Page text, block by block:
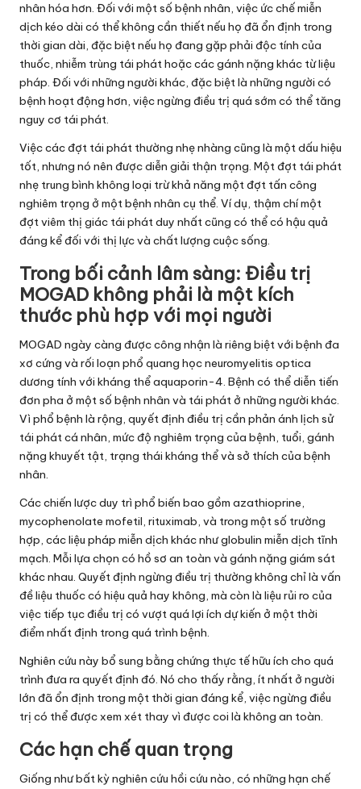
nhân hóa hơn. Đối với một số bệnh nhân, việc ức chế miễn
dịch kéo dài có thể không cần thiết nếu họ đã ổn định trong
thời gian dài, đặc biệt nếu họ đang gặp phải độc tính của
thuốc, nhiễm trùng tái phát hoặc các gánh nặng khác từ liệu
pháp. Đối với những người khác, đặc biệt là những người có
bệnh hoạt động hơn, việc ngừng điều trị quá sớm có thể tăng
nguy cơ tái phát.
Việc các đợt tái phát thường nhẹ nhàng cũng là một dấu hiệu
tốt, nhưng nó nên được diễn giải thận trọng. Một đợt tái phát
nhẹ trung bình không loại trừ khả năng một đợt tấn công
nghiêm trọng ở một bệnh nhân cụ thể. Ví dụ, thậm chí một
đợt viêm thị giác tái phát duy nhất cũng có thể có hậu quả
đáng kể đối với thị lực và chất lượng cuộc sống.
Trong bối cảnh lâm sàng: Điều trị
MOGAD không phải là một kích
thước phù hợp với mọi người
MOGAD ngày càng được công nhận là riêng biệt với bệnh đa
xơ cứng và rối loạn phổ quang học neuromyelitis optica
dương tính với kháng thể aquaporin-4. Bệnh có thể diễn tiến
đơn pha ở một số bệnh nhân và tái phát ở những người khác.
Vì phổ bệnh là rộng, quyết định điều trị cần phản ánh lịch sử
tái phát cá nhân, mức độ nghiêm trọng của bệnh, tuổi, gánh
nặng khuyết tật, trạng thái kháng thể và sở thích của bệnh
nhân.
Các chiến lược duy trì phổ biến bao gồm azathioprine,
mycophenolate mofetil, rituximab, và trong một số trường
hợp, các liệu pháp miễn dịch khác như globulin miễn dịch tĩnh
mạch. Mỗi lựa chọn có hồ sơ an toàn và gánh nặng giám sát
khác nhau. Quyết định ngừng điều trị thường không chỉ là vấn
đề liệu thuốc có hiệu quả hay không, mà còn là liệu rủi ro của
việc tiếp tục điều trị có vượt quá lợi ích dự kiến ở một thời
điểm nhất định trong quá trình bệnh.
Nghiên cứu này bổ sung bằng chứng thực tế hữu ích cho quá
trình đưa ra quyết định đó. Nó cho thấy rằng, ít nhất ở người
lớn đã ổn định trong một thời gian đáng kể, việc ngừng điều
trị có thể được xem xét thay vì được coi là không an toàn.
Các hạn chế quan trọng
Giống như bất kỳ nghiên cứu hồi cứu nào, có những hạn chế